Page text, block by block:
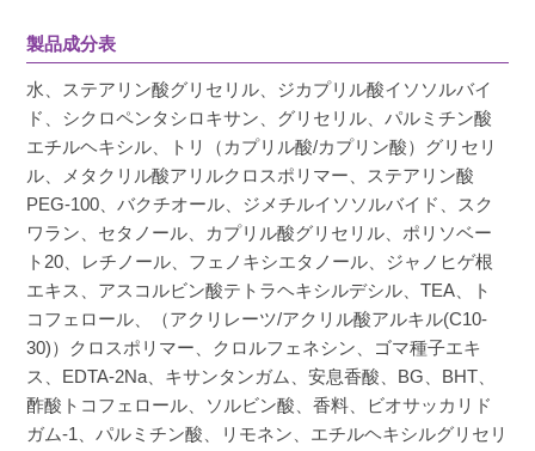
製品成分表
水、ステアリン酸グリセリル、ジカプリル酸イソソルバイ
ド、シクロペンタシロキサン、グリセリル、パルミチン酸
エチルヘキシル、トリ（カプリル酸/カプリン酸）グリセリ
ル、メタクリル酸アリルクロスポリマー、ステアリン酸
PEG-100、バクチオール、ジメチルイソソルバイド、スク
ワラン、セタノール、カプリル酸グリセリル、ポリソベー
ト20、レチノール、フェノキシエタノール、ジャノヒゲ根
エキス、アスコルビン酸テトラヘキシルデシル、TEA、ト
コフェロール、（アクリレーツ/アクリル酸アルキル(C10-
30)）クロスポリマー、クロルフェネシン、ゴマ種子エキ
ス、EDTA-2Na、キサンタンガム、安息香酸、BG、BHT、
酢酸トコフェロール、ソルビン酸、香料、ビオサッカリド
ガム-1、パルミチン酸、リモネン、エチルヘキシルグリセリ